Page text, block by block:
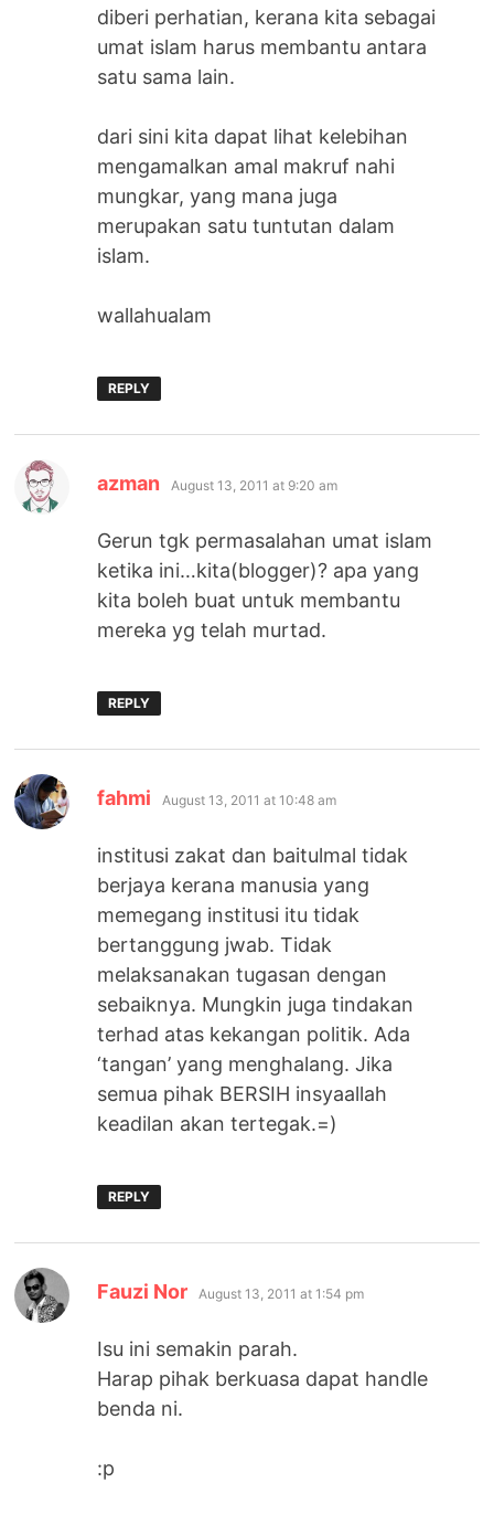
diberi perhatian, kerana kita sebagai
umat islam harus membantu antara
satu sama lain.
dari sini kita dapat lihat kelebihan
mengamalkan amal makruf nahi
mungkar, yang mana juga
merupakan satu tuntutan dalam
islam.
wallahualam
REPLY
azman says:
August 13, 2011 at 9:20 am
Gerun tgk permasalahan umat islam
ketika ini…kita(blogger)? apa yang
kita boleh buat untuk membantu
mereka yg telah murtad.
REPLY
fahmi says:
August 13, 2011 at 10:48 am
institusi zakat dan baitulmal tidak
berjaya kerana manusia yang
memegang institusi itu tidak
bertanggung jwab. Tidak
melaksanakan tugasan dengan
sebaiknya. Mungkin juga tindakan
terhad atas kekangan politik. Ada
‘tangan’ yang menghalang. Jika
semua pihak BERSIH insyaallah
keadilan akan tertegak.=)
REPLY
Fauzi Nor says:
August 13, 2011 at 1:54 pm
Isu ini semakin parah.
Harap pihak berkuasa dapat handle
benda ni.
:p